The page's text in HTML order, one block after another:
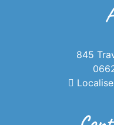
845